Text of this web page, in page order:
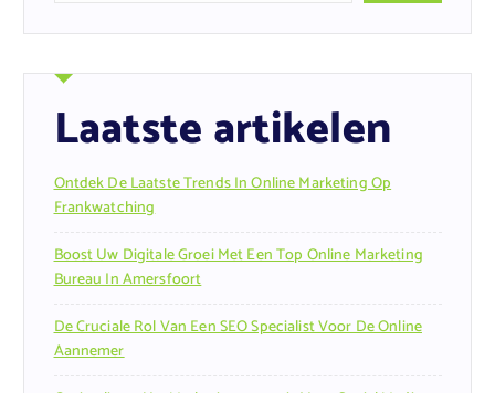
Laatste artikelen
Ontdek De Laatste Trends In Online Marketing Op
Frankwatching
Boost Uw Digitale Groei Met Een Top Online Marketing
Bureau In Amersfoort
De Cruciale Rol Van Een SEO Specialist Voor De Online
Aannemer